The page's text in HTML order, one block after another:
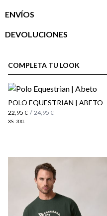
ENVÍOS
Paquetes y envíos
DEVOLUCIONES
cliente
COMPLETA TU LOOK
POLO EQUESTRIAN | ABETO
22,95 € / 24,95 €
XS 3XL